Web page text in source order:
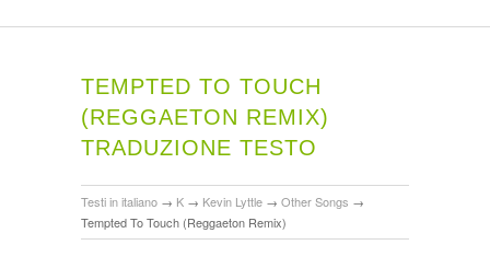
TEMPTED TO TOUCH
(REGGAETON REMIX)
TRADUZIONE TESTO
Testi in italiano → K → Kevin Lyttle → Other Songs →
Tempted To Touch (Reggaeton Remix)